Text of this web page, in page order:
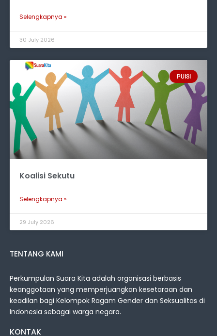
Selengkapnya »
30 July 2026
PUISI
Koalisi Sekutu
Selengkapnya »
29 July 2026
TENTANG KAMI
Perkumpulan Suara Kita adalah organisasi berbasis
keanggotaan yang memperjuangkan kesetaraan dan
keadilan bagi Kelompok Ragam Gender dan Seksualitas di
Indonesia sebagai warga negara.
KONTAK